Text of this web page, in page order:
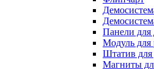
Панели для
Модуль для
Штатив
Магниты